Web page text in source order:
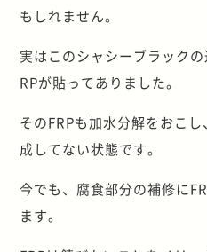
もしれません。
実はこのシャシーブラック
RPが貼ってありました。
そのFRPも加水分解をおこ
成してない状態です。
今でも、腐食部分の補修に
ます。